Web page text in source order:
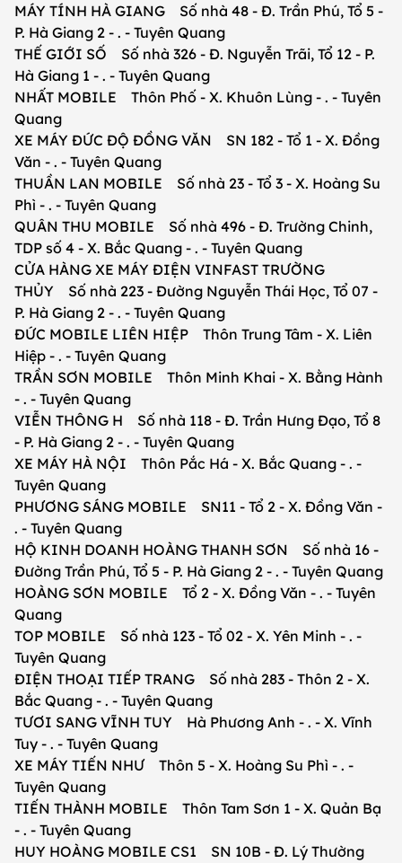
MÁY TÍNH HÀ GIANG Số nhà 48 - Đ. Trần Phú, Tổ 5 -
P. Hà Giang 2 - . - Tuyên Quang
THẾ GIỚI SỐ Số nhà 326 - Đ. Nguyễn Trãi, Tổ 12 - P.
Hà Giang 1 - . - Tuyên Quang
NHẤT MOBILE Thôn Phố - X. Khuôn Lùng - . - Tuyên
Quang
XE MÁY ĐỨC ĐỘ ĐỒNG VĂN SN 182 - Tổ 1 - X. Đồng
Văn - . - Tuyên Quang
THUẦN LAN MOBILE Số nhà 23 - Tổ 3 - X. Hoàng Su
Phì - . - Tuyên Quang
QUÂN THU MOBILE Số nhà 496 - Đ. Trường Chinh,
TDP số 4 - X. Bắc Quang - . - Tuyên Quang
CỬA HÀNG XE MÁY ĐIỆN VINFAST TRƯỜNG
THỦY Số nhà 223 - Đường Nguyễn Thái Học, Tổ 07 -
P. Hà Giang 2 - . - Tuyên Quang
ĐỨC MOBILE LIÊN HIỆP Thôn Trung Tâm - X. Liên
Hiệp - . - Tuyên Quang
TRẦN SƠN MOBILE Thôn Minh Khai - X. Bằng Hành
- . - Tuyên Quang
VIỄN THÔNG H Số nhà 118 - Đ. Trần Hưng Đạo, Tổ 8
- P. Hà Giang 2 - . - Tuyên Quang
XE MÁY HÀ NỘI Thôn Pắc Há - X. Bắc Quang - . -
Tuyên Quang
PHƯƠNG SÁNG MOBILE SN11 - Tổ 2 - X. Đồng Văn -
. - Tuyên Quang
HỘ KINH DOANH HOÀNG THANH SƠN Số nhà 16 -
Đường Trần Phú, Tổ 5 - P. Hà Giang 2 - . - Tuyên Quang
HOÀNG SƠN MOBILE Tổ 2 - X. Đồng Văn - . - Tuyên
Quang
TOP MOBILE Số nhà 123 - Tổ 02 - X. Yên Minh - . -
Tuyên Quang
ĐIỆN THOẠI TIẾP TRANG Số nhà 283 - Thôn 2 - X.
Bắc Quang - . - Tuyên Quang
TƯƠI SANG VĨNH TUY Hà Phương Anh - . - X. Vĩnh
Tuy - . - Tuyên Quang
XE MÁY TIẾN NHƯ Thôn 5 - X. Hoàng Su Phì - . -
Tuyên Quang
TIẾN THÀNH MOBILE Thôn Tam Sơn 1 - X. Quản Bạ
- . - Tuyên Quang
HUY HOÀNG MOBILE CS1 SN 10B - Đ. Lý Thường